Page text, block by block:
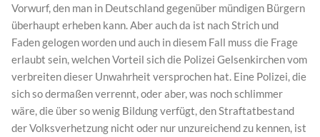
Vorwurf, den man in Deutschland gegenüber mündigen Bürgern
überhaupt erheben kann. Aber auch da ist nach Strich und
Faden gelogen worden und auch in diesem Fall muss die Frage
erlaubt sein, welchen Vorteil sich die Polizei Gelsenkirchen vom
verbreiten dieser Unwahrheit versprochen hat. Eine Polizei, die
sich so dermaßen verrennt, oder aber, was noch schlimmer
wäre, die über so wenig Bildung verfügt, den Straftatbestand
der Volksverhetzung nicht oder nur unzureichend zu kennen, ist